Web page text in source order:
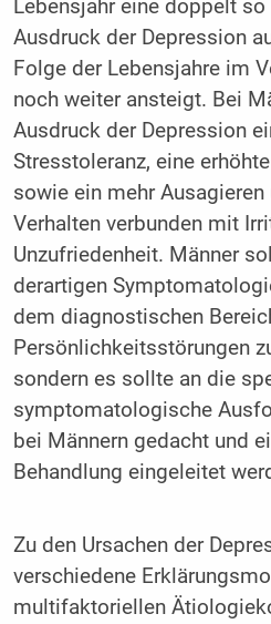
Lebensjahr eine doppelt
Ausdruck der Depression
Folge der Lebensjahre im
noch weiter ansteigt. Bei
Ausdruck der Depression
Stresstoleranz, eine
sowie ein mehr
Verhalten verbunden mit
Unzufriedenheit. Männer
derartigen
dem diagnostischen
Persönlichkeitsstörungen
sondern es sollte an die
symptomatologische
bei Männern gedacht und
Behandlung eingeleitet
Zu den Ursachen der
verschiedene
multifaktoriellen